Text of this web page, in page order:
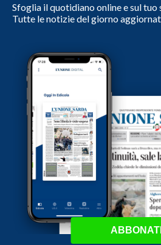
Sfoglia il quotidiano online e sul tuo
Tutte le notizie del giorno
ABBONATI